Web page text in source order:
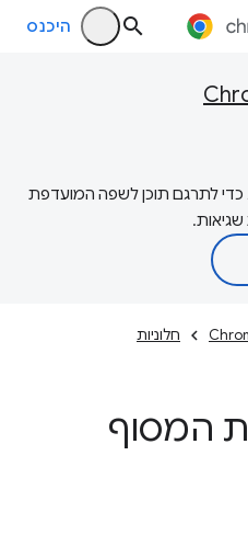
היכנס
‫Google משתמשת בטכנולוגיית AI כדי לתרגם תוכן לשפה המועדפת
שגיאות.
חלוניות
המסוף